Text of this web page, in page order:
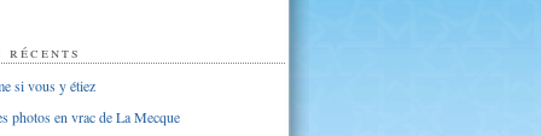
si vous y étiez
photos en vrac de La Mecque